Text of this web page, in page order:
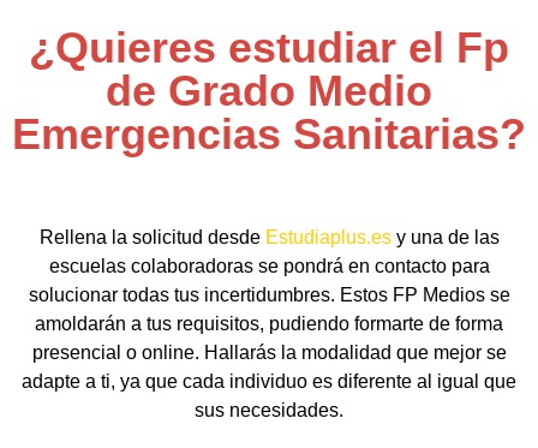
¿Quieres estudiar el Fp
de Grado Medio
Emergencias Sanitarias?
Rellena la solicitud desde Estudiaplus.esy una de las
escuelas colaboradoras se pondrá en contacto para
solucionar todas tus incertidumbres. Estos FP Medios se
amoldarán a tus requisitos, pudiendo formarte de forma
presencial o online. Hallarás la modalidad que mejor se
adapte a ti, ya que cada individuo es diferente al igual que
sus necesidades.